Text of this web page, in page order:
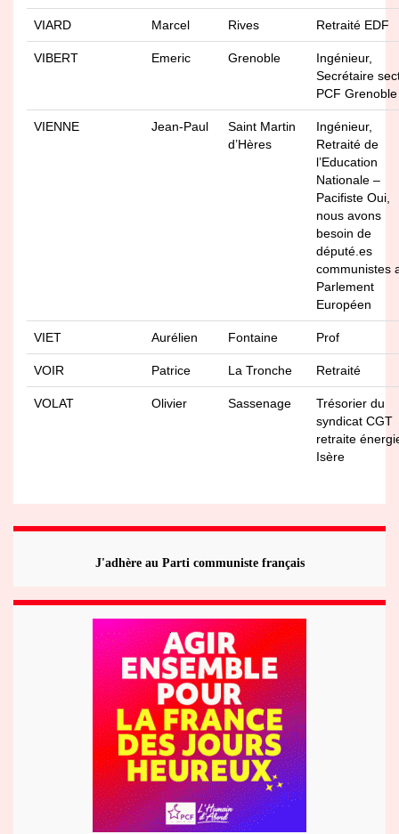
VIARD Marcel Rives Retraité EDF
VIBERT Emeric Grenoble
Ingénieur,
Secrétaire
PCF Grenoble
VIENNE Jean-Paul
Saint Martin
d’Hères
Ingénieur,
Retraité de
l’Education
Nationale –
Pacifiste Oui,
nous avons
besoin de
député.es
communistes
Parlement
Européen
VIET Aurélien Fontaine Prof
VOIR Patrice La Tronche Retraité
VOLAT Olivier Sassenage
Trésorier du
syndicat CGT
retraite
Isère
J'adhère au Parti communiste français